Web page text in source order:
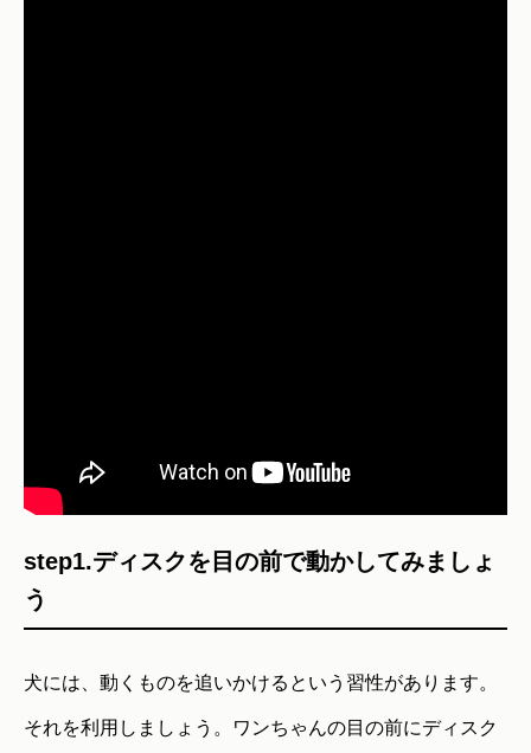
step1.ディスクを目の前で動かしてみましょ
う
犬には、動くものを追いかけるという習性があります。
それを利用しましょう。ワンちゃんの目の前にディスク